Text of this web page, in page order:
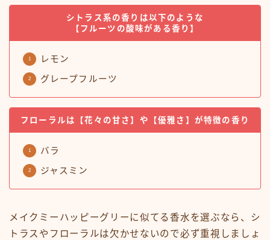
シトラス系の香りは以下のような
【フルーツの酸味がある香り】
レモン
グレープフルーツ
フローラルは【花々の甘さ】や【優雅さ】が特徴の香り
バラ
ジャスミン
メイクミーハッピーグリーに似てる香水を選ぶなら、シ
トラスやフローラルは欠かせないので必ず重視しましょ